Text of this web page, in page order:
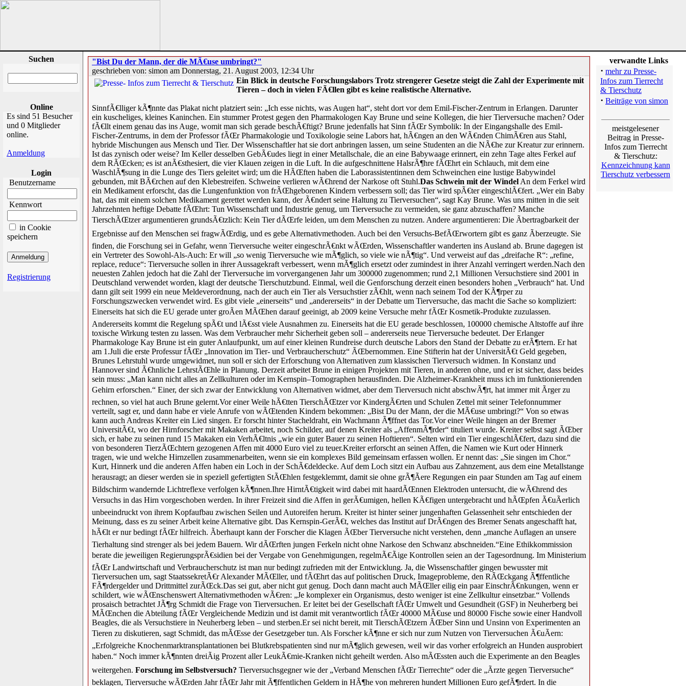
Suchen
Online
Es sind 51 Besucher
und 0 Mitglieder
online.
Anmeldung
Login
Benutzername
Kennwort
in Cookie
speichern
Registrierung
"Bist Du der Mann, der die MÃ€use umbringt?"
geschrieben von: simon am Donnerstag, 21. August 2003, 12:34 Uhr
Ein Blick in deutsche Forschungslabors Trotz strengerer Gesetze steigt die Zahl der Experimente mit
Tieren – doch in vielen FÃ€llen gibt es keine realistische Alternative.
SinnfÃ€lliger kÃ¶nnte das Plakat nicht platziert sein: „Ich esse nichts, was Augen hat“, steht dort vor dem Emil-Fischer-Zentrum in Erlangen. Darunter
ein kuscheliges, kleines Kaninchen. Ein stummer Protest gegen den Pharmakologen Kay Brune und seine Kollegen, die hier Tierversuche machen? Oder
fÃ€llt einem genau das ins Auge, womit man sich gerade beschÃ€ftigt? Brune jedenfalls hat Sinn fÃŒr Symbolik: In der Eingangshalle des Emil-
Fischer-Zentrums, in dem der Professor fÃŒr Pharmakologie und Toxikologie seine Labors hat, hÃ€ngen an den WÃ€nden ChimÃ€ren aus Stahl,
hybride Mischungen aus Mensch und Tier. Der Wissenschaftler hat sie dort anbringen lassen, um seine Studenten an die NÃ€he zur Kreatur zur erinnern.
Ist das zynisch oder weise? Im Keller desselben GebÃ€udes liegt in einer Metallschale, die an eine Babywaage erinnert, ein zehn Tage altes Ferkel auf
dem RÃŒcken; es ist anÃ€sthesiert, die vier Klauen zeigen in die Luft. In die aufgeschnittene HalsrÃ¶hre fÃŒhrt ein Schlauch, mit dem eine
WaschlÃ¶sung in die Lunge des Tiers geleitet wird; um die HÃŒften haben die Laborassistentinnen dem Schweinchen eine lustige Babywindel
gebunden, mit BÃ€rchen auf den Klebestreifen. Schweine verlieren wÃ€hrend der Narkose oft Stuhl.Das Schwein mit der Windel An dem Ferkel wird
ein Medikament erforscht, das die Lungenfunktion von frÃŒhgeborenen Kindern verbessern soll; das Tier wird spÃ€ter eingeschlÃ€fert. „Wer ein Baby
hat, das mit einem solchen Medikament gerettet werden kann, der Ã€ndert seine Haltung zu Tierversuchen“, sagt Kay Brune. Was uns mitten in die seit
Jahrzehnten heftige Debatte fÃŒhrt: Tun Wissenschaft und Industrie genug, um Tierversuche zu vermeiden, sie ganz abzuschaffen? Manche
TierschÃŒtzer argumentieren grundsÃ€tzlich: Kein Tier dÃŒrfe leiden, um dem Menschen zu nutzen. Andere argumentieren: Die Ãbertragbarkeit der
Ergebnisse auf den Menschen sei fragwÃŒrdig, und es gebe Alternativmethoden. Auch bei den Versuchs-BefÃŒrwortern gibt es ganz Ãberzeugte. Sie
finden, die Forschung sei in Gefahr, wenn Tierversuche weiter eingeschrÃ€nkt wÃŒrden, Wissenschaftler wanderten ins Ausland ab. Brune dagegen ist
ein Vertreter des Sowohl-Als-Auch: Er will „so wenig Tierversuche wie mÃ¶glich, so viele wie nÃ¶tig“. Und verweist auf das „dreifache R“: „refine,
replace, reduce“: Tierversuche sollen in ihrer Aussagekraft verbessert, wenn mÃ¶glich ersetzt oder zumindest in ihrer Anzahl verringert werden.Nach den
neuesten Zahlen jedoch hat die Zahl der Tierversuche im vorvergangenen Jahr um 300000 zugenommen; rund 2,1 Millionen Versuchstiere sind 2001 in
Deutschland verwendet worden, klagt der deutsche Tierschutzbund. Einmal, weil die Genforschung derzeit einen besonders hohen „Verbrauch“ hat. Und
dann gilt seit 1999 ein neue Meldeverordnung, nach der auch ein Tier als Versuchstier zÃ€hlt, wenn nach seinem Tod der KÃ¶rper zu
Forschungszwecken verwendet wird. Es gibt viele „einerseits“ und „andererseits“ in der Debatte um Tierversuche, das macht die Sache so kompliziert:
Einerseits hat sich die EU gerade unter groÃen MÃŒhen darauf geeinigt, ab 2009 keine Versuche mehr fÃŒr Kosmetik-Produkte zuzulassen.
Andererseits kommt die Regelung spÃ€t und lÃ€sst viele Ausnahmen zu. Einerseits hat die EU gerade beschlossen, 100000 chemische Altstoffe auf ihre
toxische Wirkung testen zu lassen. Was dem Verbraucher mehr Sicherheit geben soll – andererseits neue Tierversuche bedeutet. Der Erlanger
Pharmakologe Kay Brune ist ein guter Anlaufpunkt, um auf einer kleinen Rundreise durch deutsche Labors den Stand der Debatte zu erÃ¶rtern. Er hat
am 1.Juli die erste Professur fÃŒr „Innovation im Tier- und Verbraucherschutz“ ÃŒbernommen. Eine Stifterin hat der UniversitÃ€t Geld gegeben,
Brunes Lehrstuhl wurde umgewidmet, nun soll er sich der Erforschung von Alternativen zum klassischen Tierversuch widmen. In Konstanz und
Hannover sind Ã€hnliche LehrstÃŒhle in Planung. Derzeit arbeitet Brune in einigen Projekten mit Tieren, in anderen ohne, und er ist sicher, dass beides
sein muss: „Man kann nicht alles an Zellkulturen oder im Kernspin–Tomographen herausfinden. Die Alzheimer-Krankheit muss ich im funktionierenden
Gehirn erforschen.“ Einer, der sich zwar der Entwicklung von Alternativen widmet, aber dem Tierversuch nicht abschwÃ¶rt, hat immer mit Ãrger zu
rechnen, so viel hat auch Brune gelernt.Vor einer Weile hÃ€tten TierschÃŒtzer vor KindergÃ€rten und Schulen Zettel mit seiner Telefonnummer
verteilt, sagt er, und dann habe er viele Anrufe von wÃŒtenden Kindern bekommen: „Bist Du der Mann, der die MÃ€use umbringt?“ Von so etwas
kann auch Andreas Kreiter ein Lied singen. Er forscht hinter Stacheldraht, ein Wachmann Ã¶ffnet das Tor.Vor einer Weile hingen an der Bremer
UniversitÃ€t, wo der Hirnforscher mit Makaken arbeitet, noch Schilder, auf denen Kreiter als „AffenmÃ¶rder“ tituliert wurde. Kreiter selbst sagt ÃŒber
sich, er habe zu seinen rund 15 Makaken ein VerhÃ€ltnis „wie ein guter Bauer zu seinen Hoftieren“. Selten wird ein Tier eingeschlÃ€fert, dazu sind die
von besonderen TierzÃŒchtern gezogenen Affen mit 4000 Euro viel zu teuer.Kreiter erforscht an seinen Affen, die Namen wie Kurt oder Hinnerk
tragen, wie und welche Hirnzellen zusammenarbeiten, wenn sie ein komplexes Bild gemeinsam erfassen wollen. Er nennt das: „Sie singen im Chor.“
Kurt, Hinnerk und die anderen Affen haben ein Loch in der SchÃ€deldecke. Auf dem Loch sitzt ein Aufbau aus Zahnzement, aus dem eine Metallstange
herausragt; an dieser werden sie in speziell gefertigten StÃŒhlen festgeklemmt, damit sie ohne grÃ¶Ãere Regungen ein paar Stunden am Tag auf einem
Bildschirm wandernde Lichtreflexe verfolgen kÃ¶nnen.Ihre HirntÃ€tigkeit wird dabei mit haardÃŒnnen Elektroden untersucht, die wÃ€hrend des
Versuchs in das Hirn vorgeschoben werden. In ihrer Freizeit sind die Affen in gerÃ€umigen, hellen KÃ€figen untergebracht und hÃŒpfen Ã€uÃerlich
unbeeindruckt von ihrem Kopfaufbau zwischen Seilen und Autoreifen herum. Kreiter ist hinter seiner jungenhaften Gelassenheit sehr entschieden der
Meinung, dass es zu seiner Arbeit keine Alternative gibt. Das Kernspin-GerÃ€t, welches das Institut auf DrÃ€ngen des Bremer Senats angeschafft hat,
hÃ€lt er nur bedingt fÃŒr hilfreich. Ãberhaupt kann der Forscher die Klagen ÃŒber Tierversuche nicht verstehen, denn „manche Auflagen an unsere
Tierhaltung sind strenger als bei jedem Bauern. Wir dÃŒrften jungen Ferkeln nicht ohne Narkose den Schwanz abschneiden.“Eine Ethikkommission
berate die jeweiligen RegierungsprÃ€sidien bei der Vergabe von Genehmigungen, regelmÃ€Ãige Kontrollen seien an der Tagesordnung. Im Ministerium
fÃŒr Landwirtschaft und Verbraucherschutz ist man nur bedingt zufrieden mit der Entwicklung. Ja, die Wissenschaftler gingen bewusster mit
Tierversuchen um, sagt StaatssekretÃ€r Alexander MÃŒller, und fÃŒhrt das auf politischen Druck, Imageprobleme, den RÃŒckgang Ã¶ffentliche
FÃ¶rdergelder und Drittmittel zurÃŒck.Das sei gut, aber nicht gut genug. Doch dann macht auch MÃŒller eilig ein paar EinschrÃ€nkungen, wenn er
schildert, wie wÃŒnschenswert Alternativmethoden wÃ€ren: „Je komplexer ein Organismus, desto weniger ist eine Zellkultur einsetzbar.“ Vollends
prosaisch betrachtet JÃ¶rg Schmidt die Frage von Tierversuchen. Er leitet bei der Gesellschaft fÃŒr Umwelt und Gesundheit (GSF) in Neuherberg bei
MÃŒnchen die Abteilung fÃŒr Vergleichende Medizin und ist damit mit verantwortlich fÃŒr 40000 MÃ€use und 80000 Fische sowie einer Handvoll
Beagles, die als Versuchstiere in Neuherberg leben – und sterben.Er sei nicht bereit, mit TierschÃŒtzern ÃŒber Sinn und Unsinn von Experimenten an
Tieren zu diskutieren, sagt Schmidt, das mÃŒsse der Gesetzgeber tun. Als Forscher kÃ¶nne er sich nur zum Nutzen von Tierversuchen Ã€uÃern:
„Erfolgreiche Knochenmarktransplantationen bei Blutkrebspatienten sind nur mÃ¶glich gewesen, weil wir das vorher erfolgreich an Hunden ausprobiert
haben.“ Noch immer kÃ¶nnten dreiÃig Prozent aller LeukÃ€mie-Kranken nicht geheilt werden. Also mÃŒssten auch die Experimente an den Beagles
weitergehen. Forschung im Selbstversuch? Tierversuchsgegner wie der „Verband Menschen fÃŒr Tierrechte“ oder die „Ãrzte gegen Tierversuche“
beklagen, Tierversuche wÃŒrden Jahr fÃŒr Jahr mit Ã¶ffentlichen Geldern in HÃ¶he von mehreren hundert Millionen Euro gefÃ¶rdert. In die
verwandte Links
· mehr zu Presse-
Infos zum Tierrecht
& Tierschutz
· Beiträge von simon
meistgelesener
Beitrag in Presse-
Infos zum Tierrecht
& Tierschutz:
Kennzeichnung kann
Tierschutz verbessern